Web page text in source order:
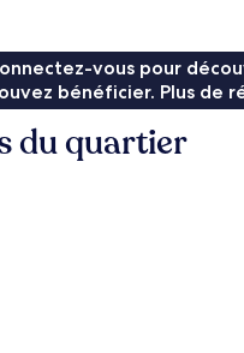
vous pour
bénéficier. Plus de
du quartier